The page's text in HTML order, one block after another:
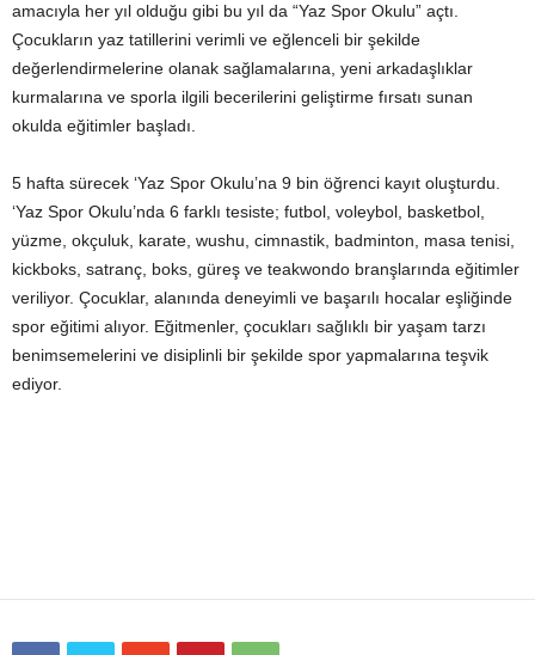
amacıyla her yıl olduğu gibi bu yıl da “Yaz Spor Okulu” açtı.
Çocukların yaz tatillerini verimli ve eğlenceli bir şekilde
değerlendirmelerine olanak sağlamalarına, yeni arkadaşlıklar
kurmalarına ve sporla ilgili becerilerini geliştirme fırsatı sunan
okulda eğitimler başladı.
5 hafta sürecek ‘Yaz Spor Okulu’na 9 bin öğrenci kayıt oluşturdu.
‘Yaz Spor Okulu’nda 6 farklı tesiste; futbol, voleybol, basketbol,
yüzme, okçuluk, karate, wushu, cimnastik, badminton, masa tenisi,
kickboks, satranç, boks, güreş ve teakwondo branşlarında eğitimler
veriliyor. Çocuklar, alanında deneyimli ve başarılı hocalar eşliğinde
spor eğitimi alıyor. Eğitmenler, çocukları sağlıklı bir yaşam tarzı
benimsemelerini ve disiplinli bir şekilde spor yapmalarına teşvik
ediyor.